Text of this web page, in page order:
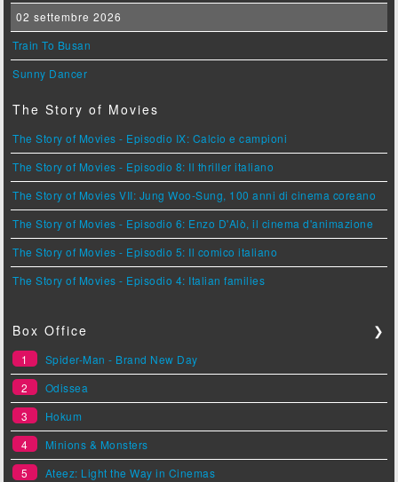
02 settembre 2026
Train To Busan
Sunny Dancer
The Story of Movies
The Story of Movies - Episodio IX: Calcio e campioni
The Story of Movies - Episodio 8: Il thriller italiano
The Story of Movies VII: Jung Woo-Sung, 100 anni di cinema coreano
The Story of Movies - Episodio 6: Enzo D'Alò, il cinema d'animazione
The Story of Movies - Episodio 5: Il comico italiano
The Story of Movies - Episodio 4: Italian families
Box Office ❯
1
Spider-Man - Brand New Day
2
Odissea
3
Hokum
4
Minions & Monsters
5
Ateez: Light the Way in Cinemas